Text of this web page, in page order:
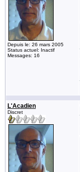
Depuis le: 26 mars 2005
Status actuel: Inactif
Messages: 16
L'Acadien
Discret